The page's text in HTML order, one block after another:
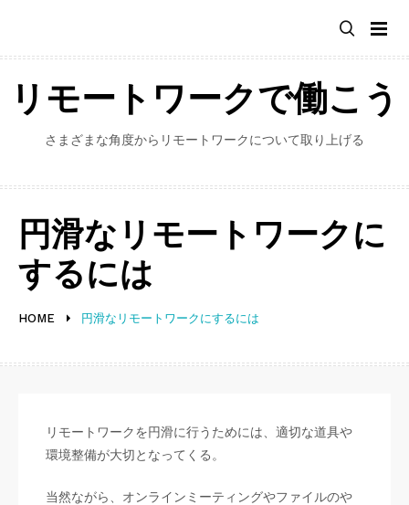
content
リモートワークで働こう
さまざまな角度からリモートワークについて取り上げる
HOME 円滑なリモートワークにするには
円滑なリモートワークに
するには
リモートワークを円滑に行うためには、適切な道具や
環境整備が大切となってくる。
当然ながら、オンラインミーティングやファイルのや